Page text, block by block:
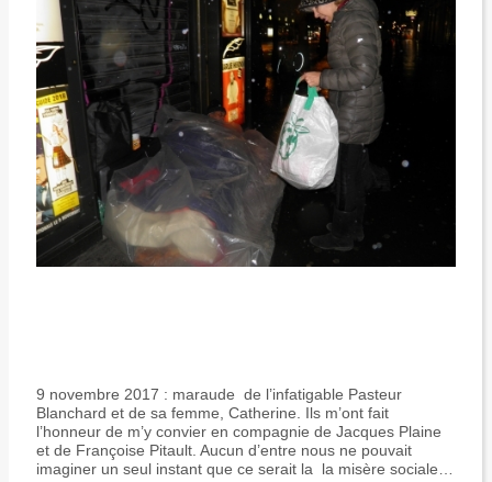
9 novembre 2017 : maraude de l’infatigable Pasteur
Blanchard et de sa femme, Catherine. Ils m’ont fait
l’honneur de m’y convier en compagnie de Jacques Plaine
et de Françoise Pitault. Aucun d’entre nous ne pouvait
imaginer un seul instant que ce serait la la misère sociale…